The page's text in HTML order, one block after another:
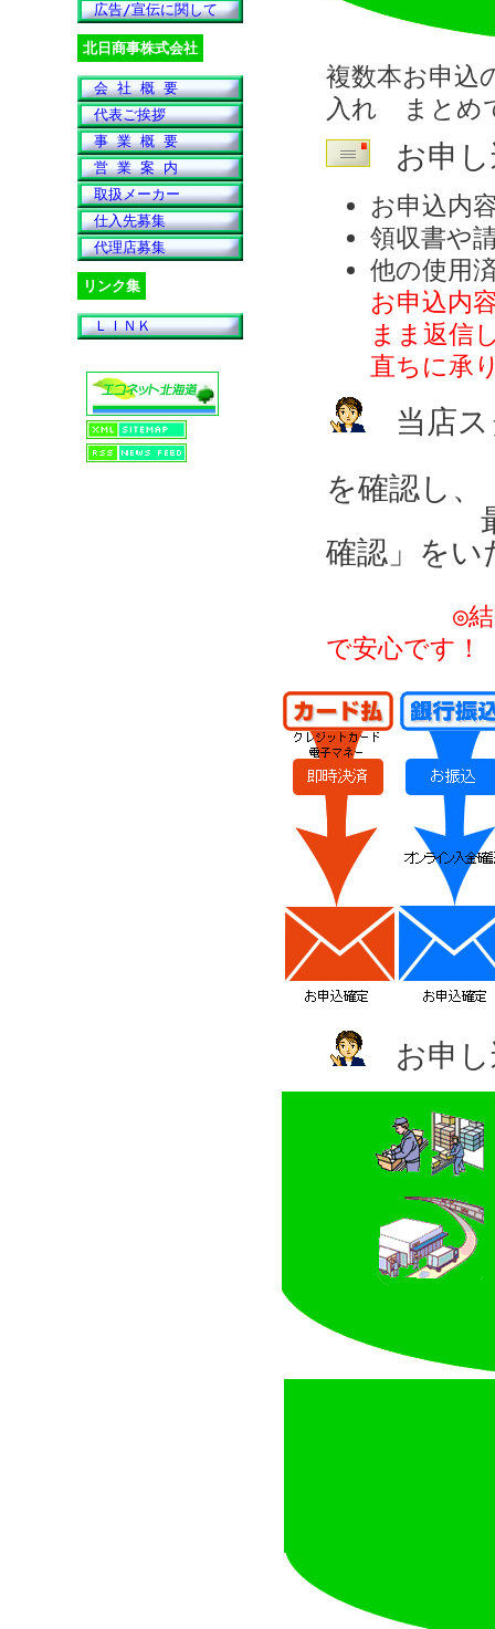
広告/宣伝に関して
北日商事株式会社
会 社 概 要
代表ご挨拶
事 業 概 要
営 業 案 内
取扱メーカー
仕入先募集
代理店募集
リンク集
ＬＩＮＫ
複数本お申
入れ まとめ
お申
お申込内
領収書や
他の使用
お申込内
まま返信
直ちに承
当店
を確認し、
最後に
確認」をい
◎結果の
で安心です！
お申